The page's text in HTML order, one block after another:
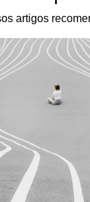
artigos